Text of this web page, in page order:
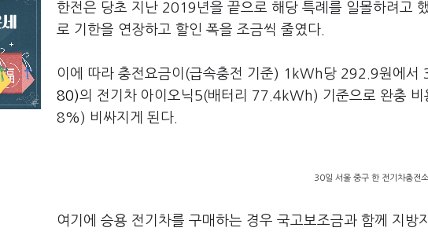
한전은 당초 지난 2019년을 끝으로 해당 특례를 일몰하려고
로 기한을 연장하고 할인 폭을 조금씩 줄였다.
이에 따라 충전요금이(급속충전 기준) 1kWh당 292.9원에서
80)의 전기차 아이오닉5(배터리 77.4kWh) 기준으로 완충
8%) 비싸지게 된다.
30일 서울 중구 한 전기차충전
여기에 승용 전기차를 구매하는 경우 국고보조금과 함께 지